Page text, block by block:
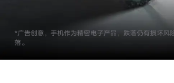
*广告创意，手机作为精密电子产品，跌落仍有损坏风
落。